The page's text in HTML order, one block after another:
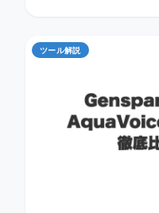
ツール解説